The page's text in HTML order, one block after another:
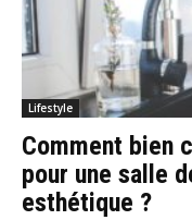
Lifestyle
Comment bien
pour une salle
esthétique ?